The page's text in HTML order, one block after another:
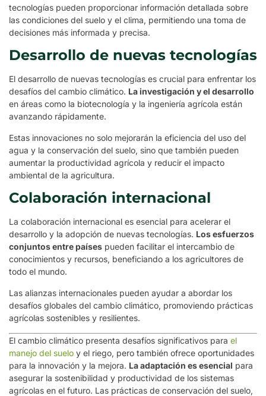
tecnologías pueden proporcionar información detallada sobre
las condiciones del suelo y el clima, permitiendo una toma de
decisiones más informada y precisa.
Desarrollo de nuevas tecnologías
El desarrollo de nuevas tecnologías es crucial para enfrentar los
desafíos del cambio climático. La investigación y el desarrollo
en áreas como la biotecnología y la ingeniería agrícola están
avanzando rápidamente.
Estas innovaciones no solo mejorarán la eficiencia del uso del
agua y la conservación del suelo, sino que también pueden
aumentar la productividad agrícola y reducir el impacto
ambiental de la agricultura.
Colaboración internacional
La colaboración internacional es esencial para acelerar el
desarrollo y la adopción de nuevas tecnologías. Los esfuerzos
conjuntos entre países pueden facilitar el intercambio de
conocimientos y recursos, beneficiando a los agricultores de
todo el mundo.
Las alianzas internacionales pueden ayudar a abordar los
desafíos globales del cambio climático, promoviendo prácticas
agrícolas sostenibles y resilientes.
El cambio climático presenta desafíos significativos para el
manejo del suelo y el riego, pero también ofrece oportunidades
para la innovación y la mejora. La adaptación es esencial para
asegurar la sostenibilidad y productividad de los sistemas
agrícolas en el futuro. Las prácticas de conservación del suelo,